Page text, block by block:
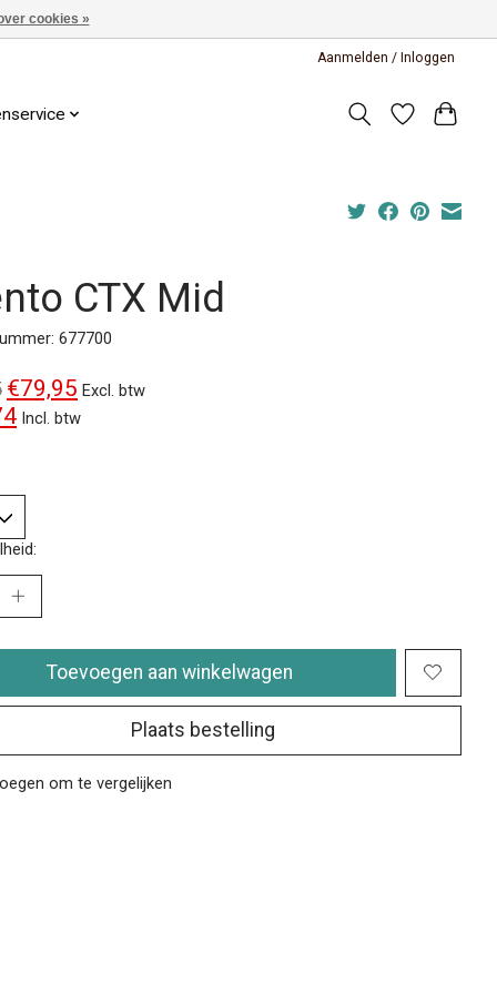
Aanmelden / Inloggen
CTX Mid
677700
€79,95 Excl. btw
Incl. btw
Toevoegen aan winkelwagen
Plaats bestelling
om te vergelijken
cookies »